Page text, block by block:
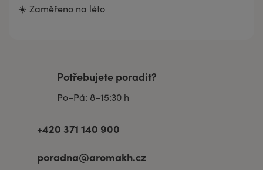
☀️ Zaměřeno na léto
Potřebujete poradit?
Po–Pá: 8–15:30 h
+420 371 140 900
poradna@aromakh.cz